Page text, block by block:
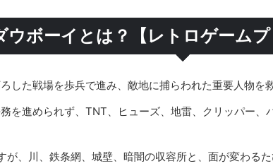
ウボーイとは？【レトロゲームプ
した戦場を歩兵で進み、敵地に捕らわれた重要人物を
を進められず、TNT、ヒューズ、地雷、クリッパー
、川、鉄条網、城壁、暗闇の収容所と、面が変わる